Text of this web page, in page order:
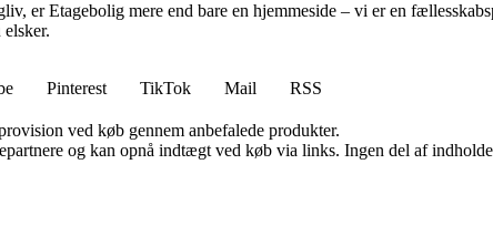
er Etagebolig mere end bare en hjemmeside – vi er en
Pinterest TikTok Mail
RSS
ved køb gennem anbefalede produkter.
og kan opnå indtægt ved køb via links. Ingen del af